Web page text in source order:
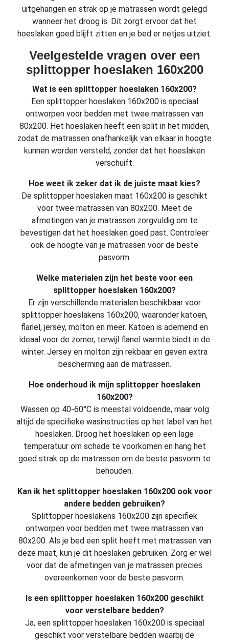
uitgehangen en strak op je matrassen wordt gelegd
wanneer het droog is. Dit zorgt ervoor dat het
hoeslaken goed blijft zitten en je bed er netjes uitziet.
Veelgestelde vragen over een
splittopper hoeslaken 160x200
Wat is een splittopper hoeslaken 160x200?
Een splittopper hoeslaken 160x200 is speciaal
ontworpen voor bedden met twee matrassen van
80x200. Het hoeslaken heeft een split in het midden,
zodat de matrassen onafhankelijk van elkaar in hoogte
kunnen worden versteld, zonder dat het hoeslaken
verschuift.
Hoe weet ik zeker dat ik de juiste maat kies?
De splittopper hoeslaken maat 160x200 is geschikt
voor twee matrassen van 80x200. Meet de
afmetingen van je matrassen zorgvuldig om te
bevestigen dat het hoeslaken goed past. Controleer
ook de hoogte van je matrassen voor de beste
pasvorm.
Welke materialen zijn het beste voor een
splittopper hoeslaken 160x200?
Er zijn verschillende materialen beschikbaar voor
splittopper hoeslakens 160x200, waaronder katoen,
flanel, jersey, molton en meer. Katoen is ademend en
ideaal voor de zomer, terwijl flanel warmte biedt in de
winter. Jersey en molton zijn rekbaar en geven extra
bescherming aan de matrassen.
Hoe onderhoud ik mijn splittopper hoeslaken
160x200?
Wassen op 40-60°C is meestal voldoende, maar volg
altijd de specifieke wasinstructies op het label van het
hoeslaken. Droog het hoeslaken op een lage
temperatuur om schade te voorkomen en hang het
goed strak op de matrassen om de beste pasvorm te
behouden.
Kan ik het splittopper hoeslaken 160x200 ook voor
andere bedden gebruiken?
Splittopper hoeslakens 160x200 zijn specifiek
ontworpen voor bedden met twee matrassen van
80x200. Als je bed een split heeft met matrassen van
deze maat, kun je dit hoeslaken gebruiken. Zorg er wel
voor dat de afmetingen van je matrassen precies
overeenkomen voor de beste pasvorm.
Is een splittopper hoeslaken 160x200 geschikt
voor verstelbare bedden?
Ja, een splittopper hoeslaken 160x200 is speciaal
geschikt voor verstelbare bedden waarbij de